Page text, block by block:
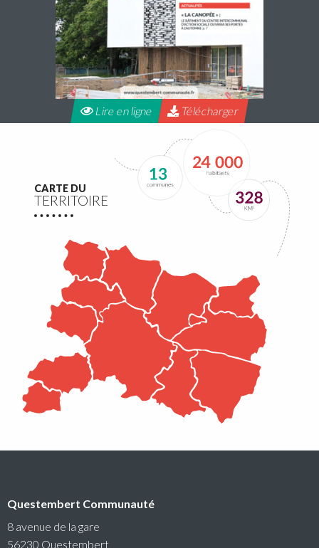
Lire en ligne Télécharger
CARTE DU
TERRITOIRE
Questembert Communauté
8 avenue de la gare
56230 Questembert